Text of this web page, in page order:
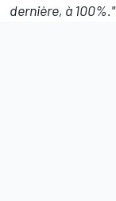
dernière, à 100%."